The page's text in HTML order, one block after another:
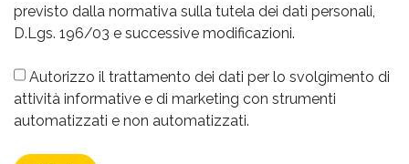
previsto dalla normativa sulla tutela dei dati personali,
D.Lgs. 196/03 e successive modificazioni.
Autorizzo il trattamento dei dati per lo svolgimento di
attività informative e di marketing con strumenti
automatizzati e non automatizzati.